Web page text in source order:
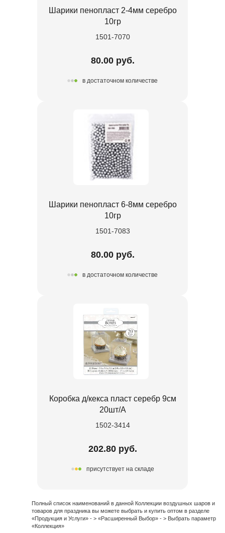
Шарики пенопласт 2-4мм серебро
10гр
1501-7070
80.00 руб.
в достаточном количестве
Шарики пенопласт 6-8мм серебро
10гр
1501-7083
80.00 руб.
в достаточном количестве
Коробка д/кекса пласт серебр 9см
20шт/A
1502-3414
202.80 руб.
присутствует на складе
Полный список наименований в данной Коллекции воздушных шаров и
товаров для праздника вы можете выбрать и купить оптом в разделе
«Продукция и Услуги» - > «Расширенный Выбор» - > Выбрать параметр
«Коллекция»